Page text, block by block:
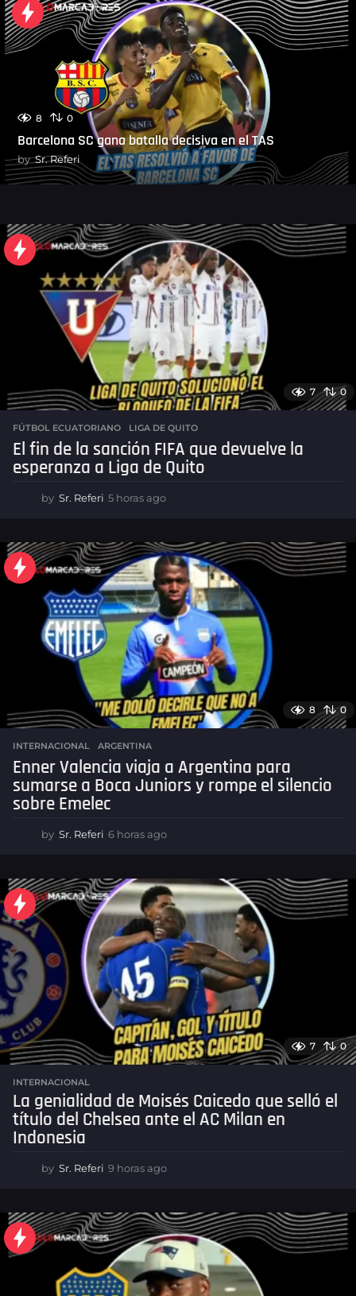
8 0
Barcelona SC gana batalla decisiva en el TAS
by Sr. Referi
S
o
c
a
d
o
s
-
i
a
s
y
R
u
l
t
a
d
o
s
d
e
l
F
ú
o
l
E
7 0
FÚTBOL ECUATORIANO ,LIGA DE QUITO
El fin de la sanción FIFA que devuelve la
esperanza a Liga de Quito
by Sr. Referi 5 horas ago
r
a
s
a
g
o
8 0
INTERNACIONAL ,ARGENTINA
Enner Valencia viaja a Argentina para
sumarse a Boca Juniors y rompe el silencio
sobre Emelec
by Sr. Referi 6 horas ago
r
a
s
a
g
o
7 0
INTERNACIONAL
La genialidad de Moisés Caicedo que selló el
título del Chelsea ante el AC Milan en
Indonesia
by Sr. Referi 9 horas ago
r
a
s
a
g
o